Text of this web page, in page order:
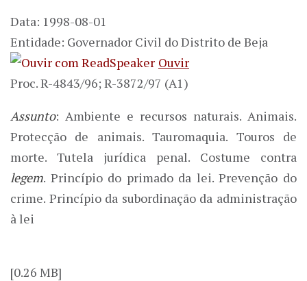
Data: 1998-08-01
Entidade: Governador Civil do Distrito de Beja
Ouvir
Proc. R-4843/96; R-3872/97 (A1)
Assunto: Ambiente e recursos naturais. Animais.
Protecção de animais. Tauromaquia. Touros de
morte. Tutela jurídica penal. Costume contra
legem. Princípio do primado da lei. Prevenção do
crime. Princípio da subordinação da administração
à lei
[0.26 MB]